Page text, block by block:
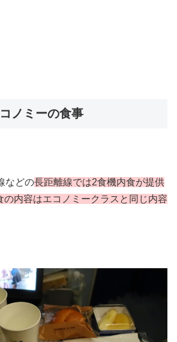
ノミーの食事
などの長距離線では2食機内食が提供
の内容はエコノミークラスと同じ内容